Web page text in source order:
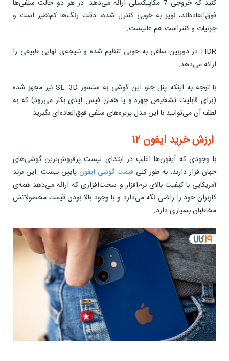
کنید که خروجی 7 مگاپیکسلی ارائه می‌دهد. در هر دو حالت سلفی‌ها
فوق‌العاده‌اند، نویز به خوبی کنترل شده، دقت رنگ‌ها کم‌نظیر است و
جزئیات و کنتراست هم عالیست.
HDR در دوربین سلفی به خوبی تنظیم شده و نتیجه‌ی نهایی طبیعی‌ را
ارائه می‌دهد.
با توجه به اینکه پنل جلو این گوشی به سنسور SL 3D نیز مجهز شده
(برای قابلیت تشخیص چهره و یا همان فیس ایدی بکار می‌رود) که به
لطف آن می‌توانید با این مدل پرتره‌های سلفی فوق‌العاده‌ای بگیرید.
ارزش خرید ایفون ۱۲
با وجودی که آیفون‌ها اغلب در ابتدای لیست پرفروش‌ترین گوشی‌های
جهان قرار دارند، به طور کلی قیمت گوشی ایفون پایین نیست. این برند
آمریکایی با کیفیت بالای نرم‏‌افزار و سخت‌افزاری که ارائه می‌دهد همه‌ی
کاربران خود را راضی نگه می‌دارد و با وجود بالا بودن قیمت محصولاتش
مخاطبان بسیاری دارد.